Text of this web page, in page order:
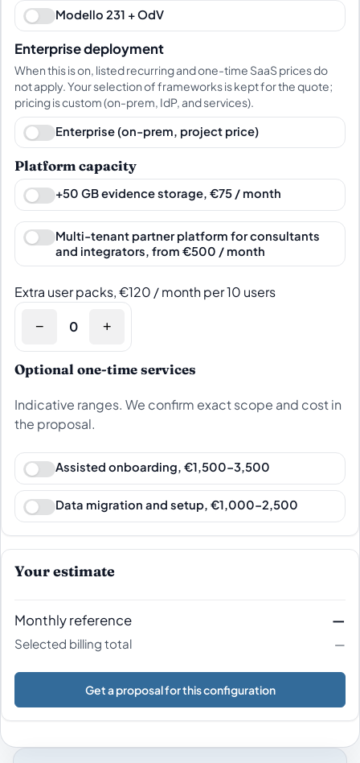
Modello 231 + OdV
Enterprise deployment
When this is on, listed recurring and one-time SaaS prices do
not apply. Your selection of frameworks is kept for the quote;
pricing is custom (on-prem, IdP, and services).
Enterprise (on-prem, project price)
Platform capacity
+50 GB evidence storage, €75 / month
Multi-tenant partner platform for consultants
and integrators, from €500 / month
Extra user packs, €120 / month per 10 users
− +
Optional one-time services
Indicative ranges. We confirm exact scope and cost in
the proposal.
Assisted onboarding, €1,500–3,500
Data migration and setup, €1,000–2,500
Your estimate
Monthly reference —
Selected billing total —
Get a proposal for this configuration